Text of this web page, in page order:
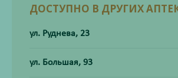
ДОСТУПНО В ДРУГИХ
ул. Руднева, 23
ул. Большая, 93